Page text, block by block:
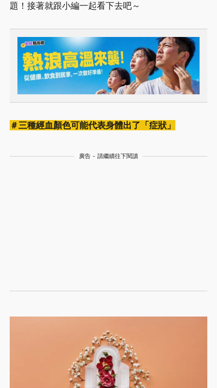
題！接著就跟小編一起看下去吧～
＃三種經血顏色可能代表身體出了「症狀」
廣告 - 請繼續往下閱讀